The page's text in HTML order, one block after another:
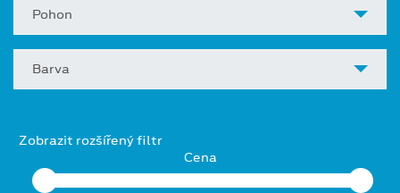
Pohon
Barva
Zobrazit rozšířený filtr
Cena